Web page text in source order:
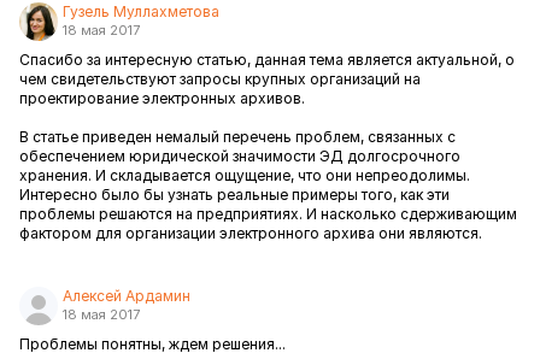
Гузель Муллахметова
18 мая 2017
Спасибо за интересную статью, данная тема является актуальной, о
чем свидетельствуют запросы крупных организаций на
проектирование электронных архивов.
В статье приведен немалый перечень проблем, связанных с
обеспечением юридической значимости ЭД долгосрочного
хранения. И складывается ощущение, что они непреодолимы.
Интересно было бы узнать реальные примеры того, как эти
проблемы решаются на предприятиях. И насколько сдерживающим
фактором для организации электронного архива они являются.
Алексей Ардамин
18 мая 2017
Проблемы понятны, ждем решения...